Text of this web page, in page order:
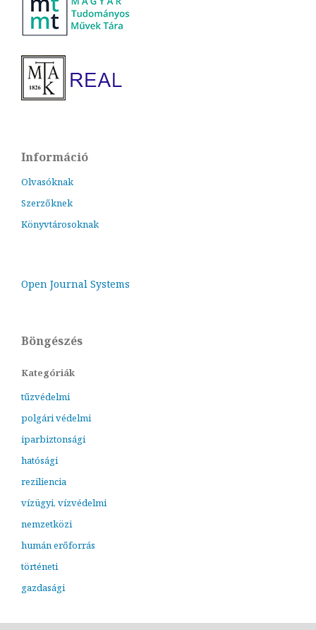
Információ
Olvasóknak
Szerzőknek
Könyvtárosoknak
Open Journal Systems
Böngészés
Kategóriák
tűzvédelmi
polgári védelmi
iparbiztonsági
hatósági
reziliencia
vízügyi, vízvédelmi
nemzetközi
humán erőforrás
történeti
gazdasági